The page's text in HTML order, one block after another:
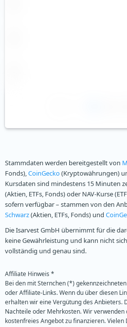
Stammdaten werden bereitgestellt von
Fonds),CoinGecko(Kryptowährungen)
Kursdaten sind mindestens 15 Minuten
(Aktien, ETFs, Fonds) oder NAV-Kurse
sofern verfügbar – stammen von den
Schwarz(Aktien, ETFs, Fonds) und
Die Isarvest GmbH übernimmt für die
keine Gewährleistung und kann nicht
vollständig und genau sind.
Affiliate Hinweis *
Bei den mit Sternchen (*)
oder Affiliate-Links. Wenn du über diesen
erhalten wir eine Vergütung des Anbieters.
Nachteile oder Mehrkosten. Wir
kostenfreies Angebot zu finanzieren.